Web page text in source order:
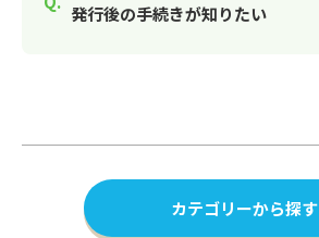
発行後の手続きが知りたい
カテゴリーから探す